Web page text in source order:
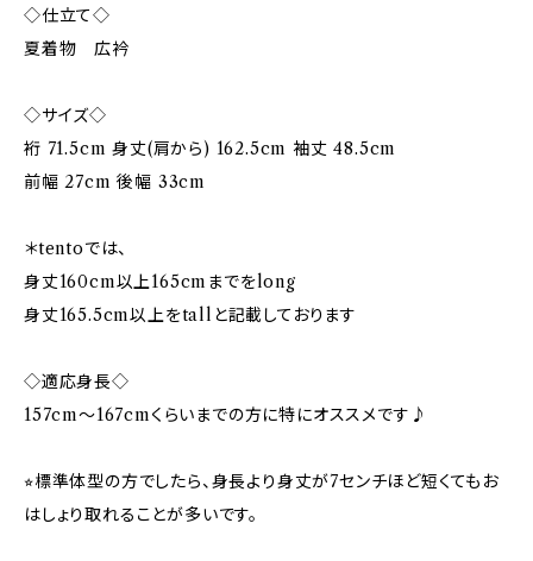
◇仕立て◇
夏着物 広衿
◇サイズ◇
裄 71.5cm 身丈(肩から) 162.5cm 袖丈 48.5cm
前幅 27cm 後幅 33cm
＊tentoでは、
身丈160cm以上165cmまでをlong
身丈165.5cm以上をtallと記載しております
◇適応身長◇
157cm～167cmくらいまでの方に特にオススメです♪
⭐︎標準体型の方でしたら、身長より身丈が7センチほど短くてもお
はしょり取れることが多いです。